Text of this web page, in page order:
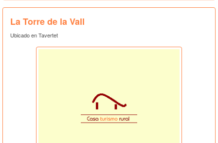
La Torre de la Vall
Ubicado en Tavertet